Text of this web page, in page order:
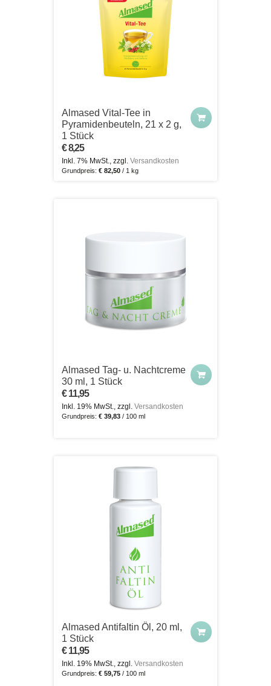
Almased Vital-Tee in
Pyramidenbeuteln, 21 x 2 g,
1 Stück
€ 8,25
Inkl. 7% MwSt., zzgl. Versandkosten
Grundpreis: € 82,50 / 1 kg
Almased Tag- u. Nachtcreme
30 ml, 1 Stück
€ 11,95
Inkl. 19% MwSt., zzgl. Versandkosten
Grundpreis: € 39,83 / 100 ml
Almased Antifaltin Öl, 20 ml,
1 Stück
€ 11,95
Inkl. 19% MwSt., zzgl. Versandkosten
Grundpreis: € 59,75 / 100 ml